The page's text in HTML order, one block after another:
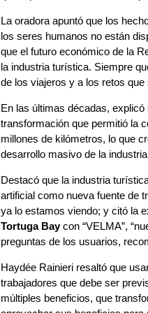
La oradora apuntó que los
los seres humanos no están
que el futuro económico de la
la industria turística. Siempre
de los viajeros y a los retos que
En las últimas décadas,
transformación que permitió la
millones de kilómetros, lo que
desarrollo masivo de la
Destacó que la industria
artificial como nueva fuente de
ya lo estamos viendo; y citó la
Tortuga Baycon “VELMA”,
preguntas de los usuarios,
Haydée Rainieri resaltó que
trabajadores que debe ser
múltiples beneficios, que